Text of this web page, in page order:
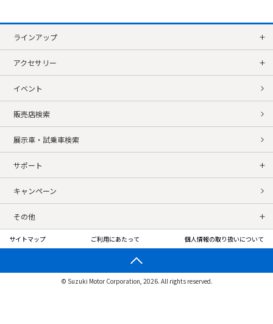
ラインアップ
アクセサリー
イベント
販売店検索
展示車・試乗車検索
サポート
キャンペーン
その他
サイトマップ ご利用にあたって 個人情報の取り扱いについて
© Suzuki Motor Corporation, 2026. All rights reserved.